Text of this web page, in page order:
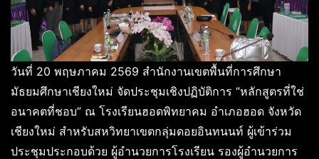
วันที่ 20 พฤษภาคม 2569 สำนักงานเขตพื้นที่การศึกษา
มัธยมศึกษาเชียงใหม่ จัดประชุมเชิงปฏิบัติการ “หลักสูตรที่ใช่
อนาคตที่ชอบ” ณ โรงเรียนฮอดพิทยาคม อำเภอฮอด จังหวัด
เชียงใหม่ สำหรับสหวิทยาเขตกลุ่มดอยอินทนนท์ ผู้เข้าร่วม
ประชุมประกอบด้วย ผู้อำนวยการโรงเรียน รองผู้อำนวยการ